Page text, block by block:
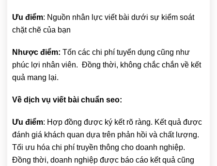
Ưu điểm: Nguồn nhân lực viết bài dưới sự kiểm soát
chặt chẽ của bạn
Nhược điểm: Tốn các chi phí tuyển dụng cũng như
phúc lợi nhân viên. Đồng thời, không chắc chắn về kết
quả mang lại.
Về dịch vụ viết bài chuẩn seo:
Ưu điểm: Hợp đồng được ký kết rõ ràng. Kết quả được
đánh giá khách quan dựa trên phản hồi và chất lượng.
Tối ưu hóa chi phí truyền thông cho doanh nghiệp.
Đồng thời, doanh nghiệp được báo cáo kết quả cũng